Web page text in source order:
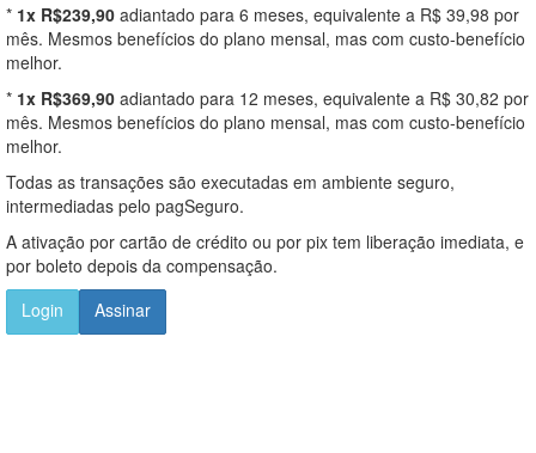
* 1x R$239,90 adiantado para 6 meses, equivalente a R$ 39,98 por
mês. Mesmos benefícios do plano mensal, mas com custo-benefício
melhor.
* 1x R$369,90 adiantado para 12 meses, equivalente a R$ 30,82 por
mês. Mesmos benefícios do plano mensal, mas com custo-benefício
melhor.
Todas as transações são executadas em ambiente seguro,
intermediadas pelo pagSeguro.
A ativação por cartão de crédito ou por pix tem liberação imediata, e
por boleto depois da compensação.
Login
Assinar